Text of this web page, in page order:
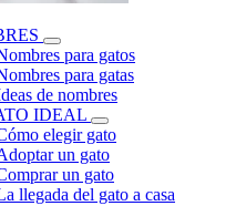
para gatos
para gatas
de nombres
IDEAL
elegir gato
un gato
un gato
llegada del gato a casa